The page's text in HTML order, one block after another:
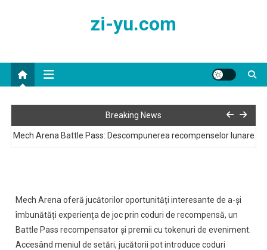
zi-yu.com
Breaking News
Mech Arena Battle Pass: Descompunerea recompenselor lunare
Mech Arena Battle Pass: Skinuri și Obiecte Exclusive
Mech Arena A-Coins: Utilizarea eficientă a achizițiilor în joc
Mech Arena oferă jucătorilor oportunități interesante de a-și
îmbunătăți experiența de joc prin coduri de recompensă, un
Battle Pass recompensator și premii cu tokenuri de eveniment.
Accesând meniul de setări, jucătorii pot introduce coduri